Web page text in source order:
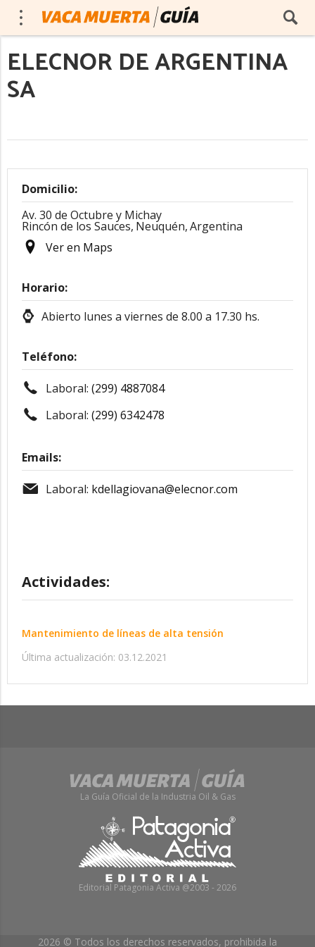
ELECNOR DE ARGENTINA
SA
Domicilio:
Av. 30 de Octubre y Michay
Rincón de los Sauces, Neuquén,Argentina
Ver en Maps
Horario:
Abierto lunes a viernes de 8.00 a 17.30 hs.
Teléfono:
Laboral: (299) 4887084
Laboral: (299) 6342478
Emails:
Laboral: kdellagiovana@elecnor.com
Actividades:
Mantenimiento de líneas de alta tensión
Última actualización: 03.12.2021
La Guía Oficial de la Industria Oil & Gas
Editorial Patagonia Activa @2003 - 2026
2026 © Todos los derechos reservados, prohibida la